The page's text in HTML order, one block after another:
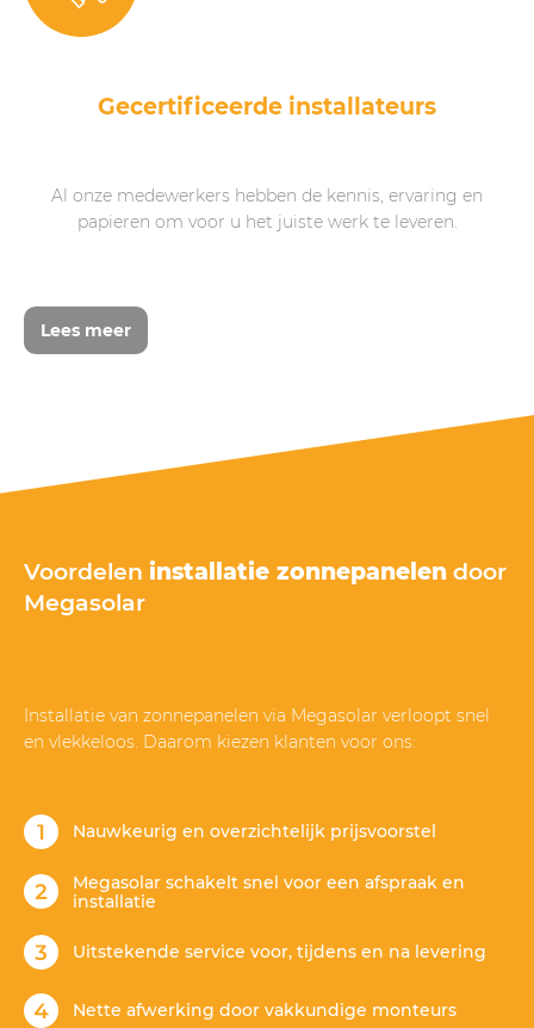
Gecertificeerde installateurs
Al onze medewerkers hebben de kennis, ervaring en
papieren om voor u het juiste werk te leveren.
Lees meer
Voordelen installatie zonnepanelen door
Megasolar
Installatie van zonnepanelen via Megasolar verloopt snel
en vlekkeloos. Daarom kiezen klanten voor ons:
Nauwkeurig en overzichtelijk prijsvoorstel
Megasolar schakelt snel voor een afspraak en
installatie
Uitstekende service voor, tijdens en na levering
Nette afwerking door vakkundige monteurs